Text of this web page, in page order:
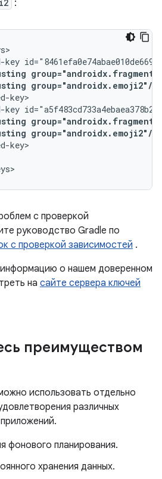
:
key
group="androidx.emoji2"/>
key
group="androidx.emoji2"/>
с проверкой
руководство Gradle по
с проверкой зависимостей .
о нашем доверенном
на сайте сервера ключей
преимуществом
использовать отдельно
различных
фонового планирования.
хранения данных.